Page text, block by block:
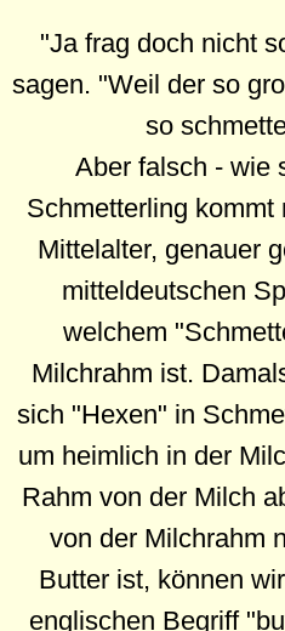
"Ja frag doch nicht
sagen. "Weil der so
so
Aber falsch - wie
Schmetterling kommt
Mittelalter, genauer
mitteldeutschen
welchem
Milchrahm ist.
sich "Hexen" in
um heimlich in der
Rahm von der Milch
von der Milchrahm
Butter ist, können
englischen Begriff